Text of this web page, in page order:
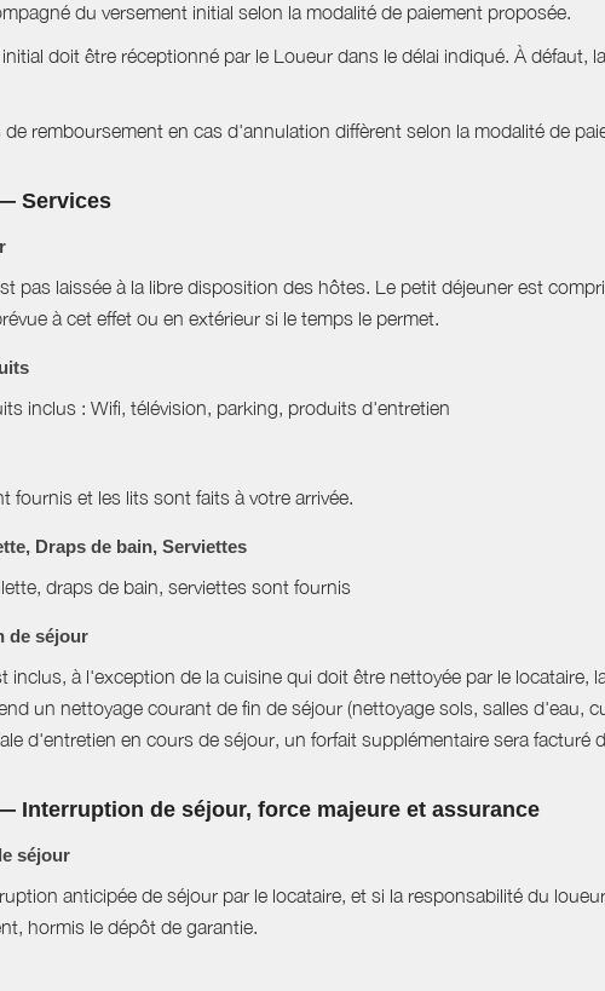
du versement initial selon la modalité de paiement proposée.
doit être réceptionné par le Loueur dans le délai indiqué. À défaut,
de remboursement en cas d'annulation diffèrent selon la modalité de
Services
pas laissée à la libre disposition des hôtes. Le petit déjeuner est
à cet effet ou en extérieur si le temps le permet.
inclus : Wifi, télévision, parking, produits d'entretien
fournis et les lits sont faits à votre arrivée.
Draps de bain, Serviettes
draps de bain, serviettes sont fournis
de séjour
inclus, à l'exception de la cuisine qui doit être nettoyée par le locataire,
un nettoyage courant de fin de séjour (nettoyage sols, salles d'eau,
d'entretien en cours de séjour, un forfait supplémentaire sera facturé
Interruption de séjour, force majeure et assurance
séjour
anticipée de séjour par le locataire, et si la responsabilité du
hormis le dépôt de garantie.